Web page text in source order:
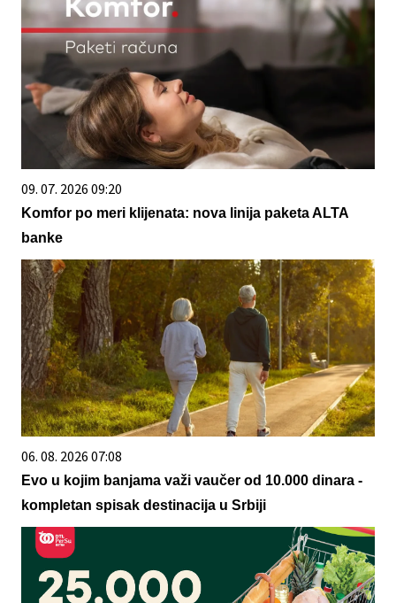
09. 07. 2026 09:20
Komfor po meri klijenata: nova linija paketa ALTA
banke
06. 08. 2026 07:08
Evo u kojim banjama važi vaučer od 10.000 dinara -
kompletan spisak destinacija u Srbiji